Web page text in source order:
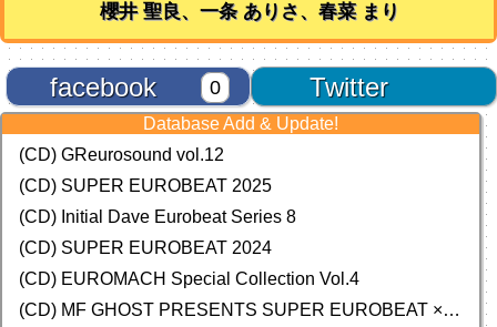
櫻井 聖良、一条 ありさ、春菜 まり
Twitter
facebook 0
Database Add & Update!
(CD) GReurosound vol.12
(CD) SUPER EUROBEAT 2025
(CD) Initial Dave Eurobeat Series 8
(CD) SUPER EUROBEAT 2024
(CD) EUROMACH Special Collection Vol.4
(CD) MF GHOST PRESENTS SUPER EUROBEAT × ORIGINAL SOUNDTRACK NEW COLLECTION